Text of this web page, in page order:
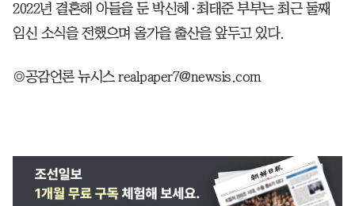
2022년 결혼해 아들을 둔 박신혜·최태준 부부는 최근 둘째
임신 소식을 전했으며 올가을 출산을 앞두고 있다.
◎공감언론 뉴시스 realpaper7@newsis.com